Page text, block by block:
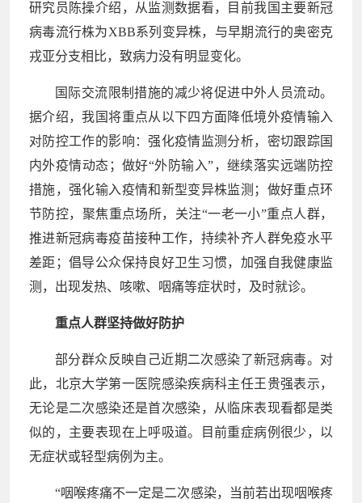
研究员陈操介绍，从监测数据看，目前我国主要新冠
病毒流行株为XBB系列变异株，与早期流行的奥密克
戎亚分支相比，致病力没有明显变化。
国际交流限制措施的减少将促进中外人员流动。
据介绍，我国将重点从以下四方面降低境外疫情输入
对防控工作的影响：强化疫情监测分析，密切跟踪国
内外疫情动态；做好“外防输入”，继续落实远端防控
措施，强化输入疫情和新型变异株监测；做好重点环
节防控，聚焦重点场所，关注“一老一小”重点人群，
推进新冠病毒疫苗接种工作，持续补齐人群免疫水平
差距；倡导公众保持良好卫生习惯，加强自我健康监
测，出现发热、咳嗽、咽痛等症状时，及时就诊。
重点人群坚持做好防护
部分群众反映自己近期二次感染了新冠病毒。对
此，北京大学第一医院感染疾病科主任王贵强表示，
无论是二次感染还是首次感染，从临床表现看都是类
似的，主要表现在上呼吸道。目前重症病例很少，以
无症状或轻型病例为主。
“咽喉疼痛不一定是二次感染，当前若出现咽喉疼